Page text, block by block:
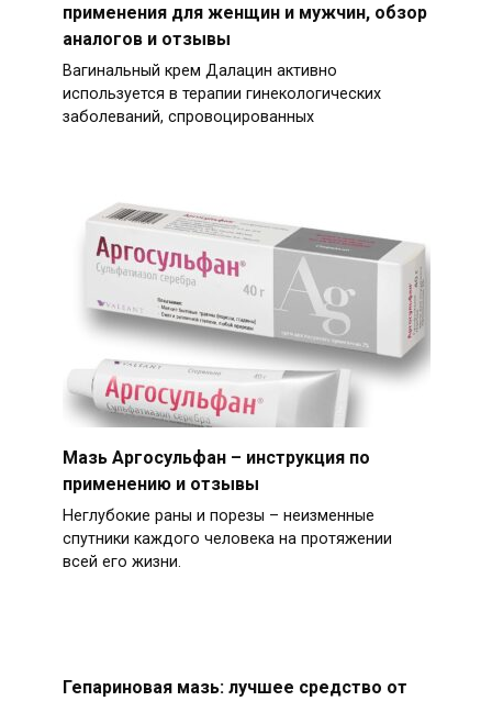
применения для женщин и мужчин, обзор
аналогов и отзывы
Вагинальный крем Далацин активно
используется в терапии гинекологических
заболеваний, спровоцированных
Мазь Аргосульфан – инструкция по
применению и отзывы
Неглубокие раны и порезы – неизменные
спутники каждого человека на протяжении
всей его жизни.
Гепариновая мазь: лучшее средство от